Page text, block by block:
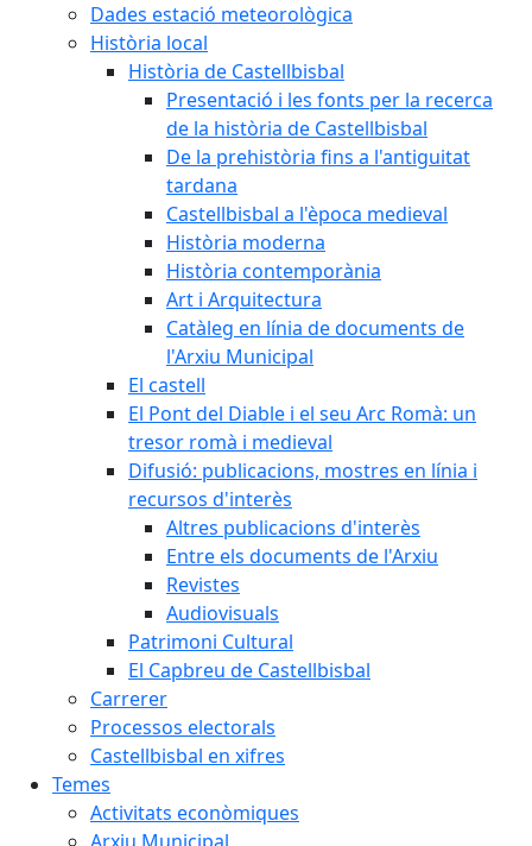
Dades estació meteorològica
Història local
Història de Castellbisbal
Presentació i les fonts per la recerca
de la història de Castellbisbal
De la prehistòria fins a l'antiguitat
tardana
Castellbisbal a l'època medieval
Història moderna
Història contemporània
Art i Arquitectura
Catàleg en línia de documents de
l'Arxiu Municipal
El castell
El Pont del Diable i el seu Arc Romà: un
tresor romà i medieval
Difusió: publicacions, mostres en línia i
recursos d'interès
Altres publicacions d'interès
Entre els documents de l'Arxiu
Revistes
Audiovisuals
Patrimoni Cultural
El Capbreu de Castellbisbal
Carrerer
Processos electorals
Castellbisbal en xifres
Temes
Activitats econòmiques